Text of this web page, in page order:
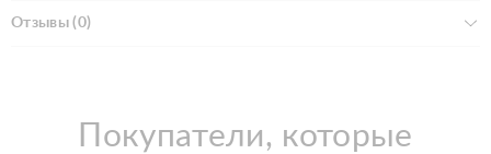
Отзывы (0)
Покупатели, которые